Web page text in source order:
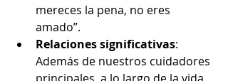
mereces la pena, no eres
amado”.
Relaciones significativas:
Además de nuestros cuidadores